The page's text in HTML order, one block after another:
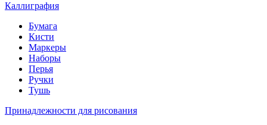
Каллиграфия
Бумага
Кисти
Маркеры
Наборы
Перья
Ручки
Тушь
Принадлежности для рисования